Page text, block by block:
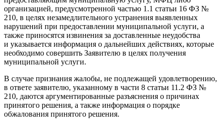
организацией, предусмотренной частью 1.1 статьи 16 ФЗ №
210, в целях незамедлительного устранения выявленных
нарушений при предоставлении муниципальной услуги, а
также приносятся извинения за доставленные неудобства
и указывается информация о дальнейших действиях, которые
необходимо совершить Заявителю в целях получения
муниципальной услуги.
В случае признания жалобы, не подлежащей удовлетворению,
в ответе заявителю, указанному в части 8 статьи 11.2 ФЗ №
210, даются аргументированные разъяснения о причинах
принятого решения, а также информация о порядке
обжалования принятого решения.